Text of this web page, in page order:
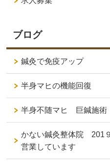
ブログ
鍼灸で免疫アップ
半身マヒの機能回復
半身不随マヒ 巨鍼施術
かない鍼灸整体院 201
営業しています